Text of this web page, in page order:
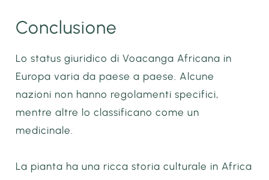
Conclusione
Lo status giuridico di Voacanga Africana in
Europa varia da paese a paese. Alcune
nazioni non hanno regolamenti specifici,
mentre altre lo classificano come un
medicinale.
La pianta ha una ricca storia culturale in Africa